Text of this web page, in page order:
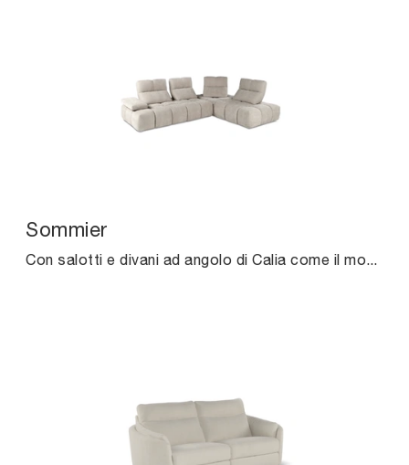
Sommier
Con salotti e divani ad angolo di Calia come il modello Sommier in tessuto, potrai completare il tuo progetto d'arredo.